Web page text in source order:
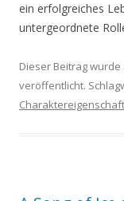
ein erfolgreiches
untergeordnete
Dieser Beitrag wurde
veröffentlicht.